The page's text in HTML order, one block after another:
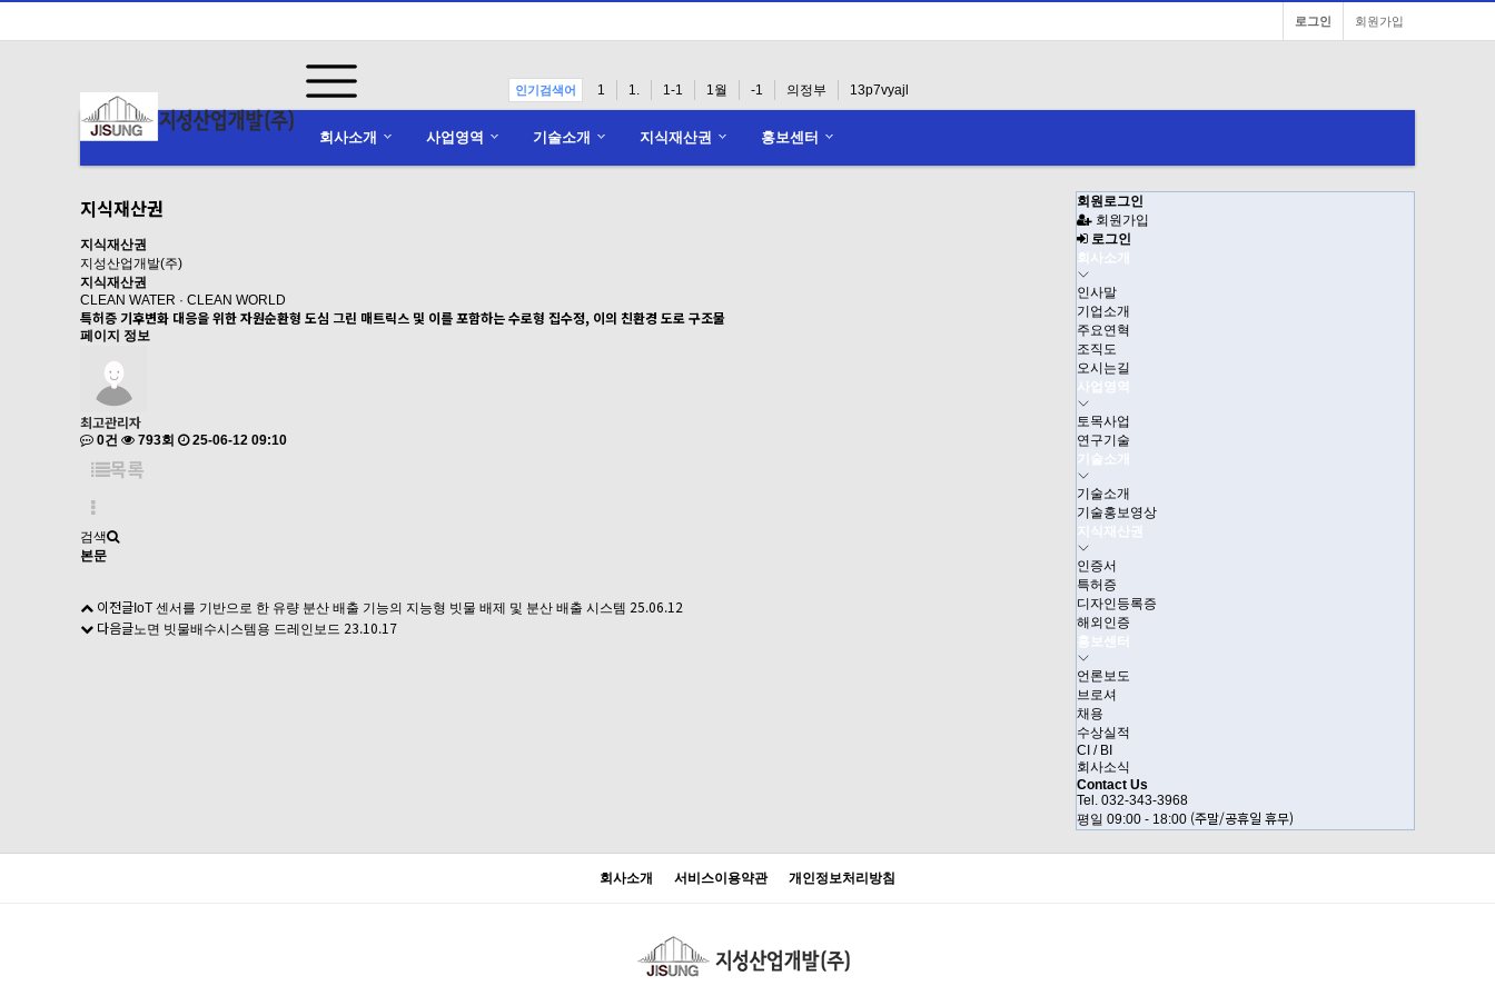
회원가입
로그인
인기검색어 1 1. 1-1 1월 -1 의정부 13p7vyajl
회사소개 사업영역 기술소개 지식재산권 홍보센터
지식재산권
지식재산권
지성산업개발(주)
지식재산권
CLEAN WATER · CLEAN WORLD
특허증 기후변화 대응을 위한 자원순환형 도심 그린 매트릭스 및 이를 포함하는 수로형 집수정, 이의 친환경 도로 구조물
페이지 정보
최고관리자
0건 793회 25-06-12 09:10
목록
검색
본문
이전글 IoT 센서를 기반으로 한 유량 분산 배출 기능의 지능형 빗물 배제 및 분산 배출 시스템 25.06.12
다음글노면 빗물배수시스템용 드레인보드 23.10.17
회원로그인
회원가입
로그인
회사소개
인사말
기업소개
주요연혁
조직도
오시는길
사업영역
토목사업
연구기술
기술소개
기술소개
기술홍보영상
지식재산권
인증서
특허증
디자인등록증
해외인증
홍보센터
언론보도
브로셔
채용
수상실적
CI / BI
회사소식
Contact Us
Tel. 032-343-3968
평일 09:00 - 18:00 (주말/공휴일 휴무)
회사소개 서비스이용약관 개인정보처리방침